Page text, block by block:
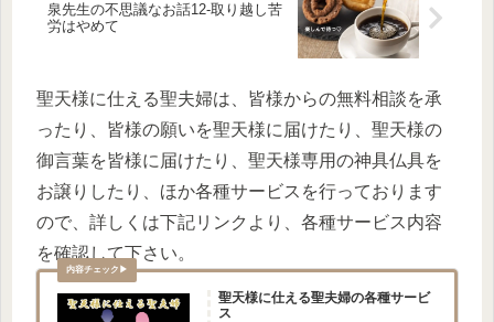
泉先生の不思議なお話12-取り越し苦
労はやめて
聖天様に仕える聖夫婦は、皆様からの無料相談を承
ったり、皆様の願いを聖天様に届けたり、聖天様の
御言葉を皆様に届けたり、聖天様専用の神具仏具を
お譲りしたり、ほか各種サービスを行っております
ので、詳しくは下記リンクより、各種サービス内容
を確認して下さい。
聖天様に仕える聖夫婦の各種サービ
ス